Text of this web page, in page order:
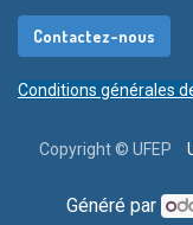
Contacte​​​​​​​​​​​​z-nous
Conditions générales
Copyright © UFEP
Généré par